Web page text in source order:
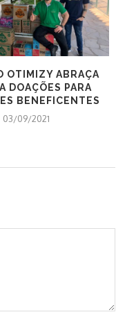
OTIMIZY ABRAÇA
DOAÇÕES PARA
BENEFICENTES
03/09/2021